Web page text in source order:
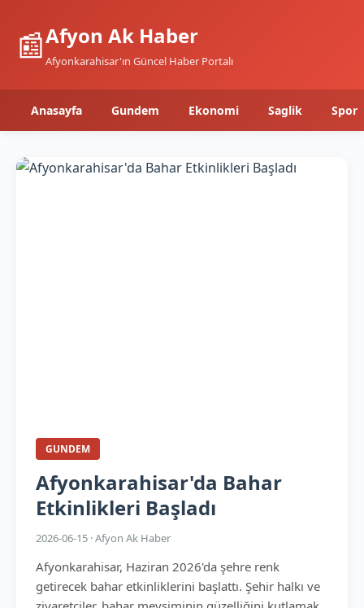
📰Afyon Ak Haber
Afyonkarahisar'ın Güncel Haber Portalı
Anasayfa Gundem Ekonomi Saglik Spor
GUNDEM
Afyonkarahisar'da Bahar
Etkinlikleri Başladı
2026-06-15 · Afyon Ak Haber
Afyonkarahisar, Haziran 2026'da şehre renk
getirecek bahar etkinliklerini başlattı. Şehir halkı ve